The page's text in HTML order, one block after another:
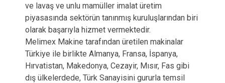
ve lavaş ve unlu mamüller imalat üretim
piyasasında sektörün tanınmış kuruluşlarından biri
olarak başarıyla hizmet vermektedir.
Melimex Makine tarafından üretilen makinalar
Türkiye ile birlikte Almanya, Fransa, İspanya,
Hırvatistan, Makedonya, Cezayir, Mısır, Fas gibi
dış ülkelerdede, Türk Sanayisini gururla temsil